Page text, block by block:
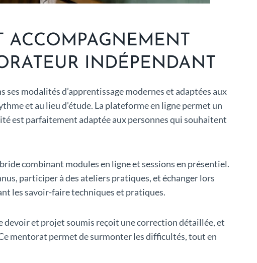
ACCOMPAGNEMENT
INDÉPENDANT
modalités d’apprentissage modernes et adaptées aux
et au lieu d’étude. La plateforme en ligne permet un
est parfaitement adaptée aux personnes qui souhaitent
combinant modules en ligne et sessions en présentiel.
participer à des ateliers pratiques, et échanger lors
les savoir-faire techniques et pratiques.
devoir et projet soumis reçoit une correction détaillée, et
mentorat permet de surmonter les difficultés, tout en